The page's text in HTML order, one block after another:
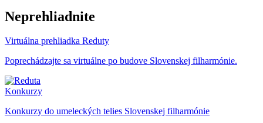
Neprehliadnite
Virtuálna prehliadka Reduty
Poprechádzajte sa virtuálne po budove Slovenskej filharmónie.
Konkurzy
Konkurzy do umeleckých telies Slovenskej filharmónie